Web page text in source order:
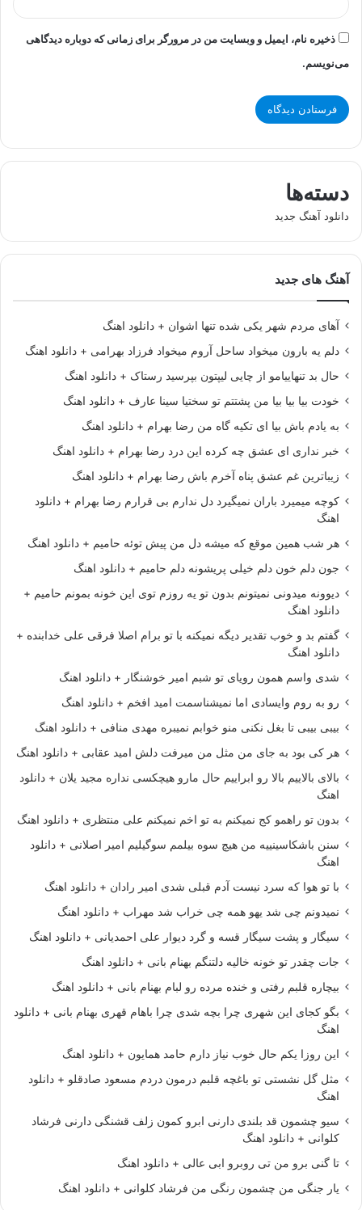
ذخیره نام، ایمیل و وبسایت من در مرورگر برای زمانی که دوباره دیدگاهی
می‌نویسم.
دسته‌ها
دانلود آهنگ جدید
آهنگ های جدید
آهای مردم شهر یکی شده تنها اشوان + دانلود اهنگ
دلم یه بارون میخواد ساحل آروم میخواد فرزاد بهرامی + دانلود اهنگ
حال بد تنهاییامو از چایی لیپتون بپرسید رستاک + دانلود اهنگ
خودت بیا بیا بیا من پشتتم تو سختیا سینا عارف + دانلود اهنگ
به یادم باش بیا ای تکیه گاه من رضا بهرام + دانلود اهنگ
خبر نداری ای عشق چه کرده این درد رضا بهرام + دانلود اهنگ
زیباترین غم عشق پناه آخرم باش رضا بهرام + دانلود اهنگ
کوچه میمیرد باران نمیگیرد دل ندارم بی قرارم رضا بهرام + دانلود
اهنگ
هر شب همین موقع که میشه دل من پیش توئه حامیم + دانلود اهنگ
جون دلم خون دلم خیلی پریشونه دلم حامیم + دانلود اهنگ
دیوونه میدونی نمیتونم بدون تو یه روزم توی این خونه بمونم حامیم +
دانلود اهنگ
گفتم بد و خوب تقدیر دیگه نمیکنه با تو برام اصلا فرقی علی خدابنده +
دانلود اهنگ
شدی واسم همون رویای تو شبم امیر خوشنگار + دانلود اهنگ
رو به روم وایسادی اما نمیشناسمت امید افخم + دانلود اهنگ
بیبی بیبی تا بغل نکنی منو خوابم نمیبره مهدی منافی + دانلود اهنگ
هر کی بود به جای من مثل من میرفت دلش امید عقابی + دانلود اهنگ
بالای بالاییم بالا رو ابراییم حال مارو هیچکسی نداره مجید یلان + دانلود
اهنگ
بدون تو راهمو کج نمیکنم به تو اخم نمیکنم علی منتظری + دانلود اهنگ
سنن باشکاسینییه من هیچ سوه بیلمم سوگیلیم امیر اصلانی + دانلود
اهنگ
با تو هوا که سرد نیست آدم قبلی شدی امیر رادان + دانلود اهنگ
نمیدونم چی شد یهو همه چی خراب شد مهراب + دانلود اهنگ
سیگار و پشت سیگار قسه و گرد دیوار علی احمدیانی + دانلود اهنگ
جات چقدر تو خونه خالیه دلتنگم بهنام بانی + دانلود اهنگ
بیچاره قلبم رفتی و خنده مرده رو لبام بهنام بانی + دانلود اهنگ
بگو کجای این شهری چرا بچه شدی چرا باهام قهری بهنام بانی + دانلود
اهنگ
این روزا یکم حال خوب نیاز دارم حامد همایون + دانلود اهنگ
مثل گل نشستی تو باغچه قلبم درمون دردم مسعود صادقلو + دانلود
اهنگ
سیو چشمون قد بلندی دارنی ابرو کمون زلف قشنگی دارنی فرشاد
کلوانی + دانلود اهنگ
تا گنی برو من تی روبرو ابی عالی + دانلود اهنگ
یار جنگی من چشمون رنگی من فرشاد کلوانی + دانلود اهنگ